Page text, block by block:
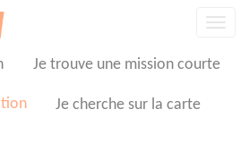
Je trouve une mission courte
Je cherche sur la carte